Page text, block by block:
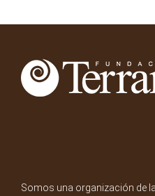
Somos una organización de